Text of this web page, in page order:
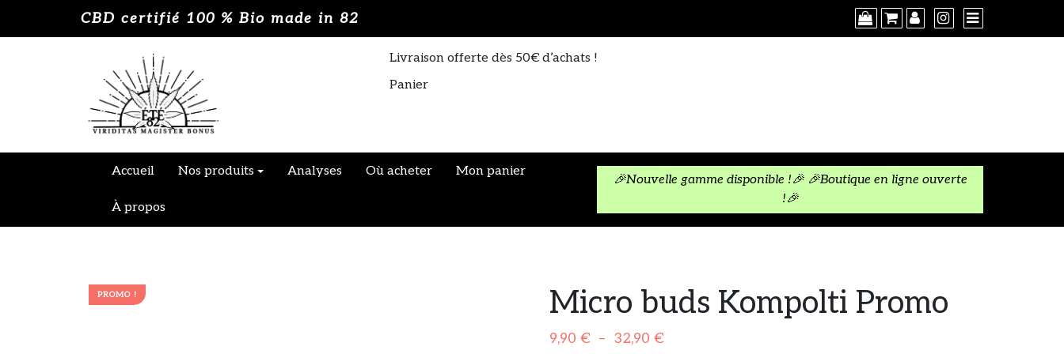
CBD certifié 100 % Bio made in 82
Livraison offerte dès 50€ d’achats !
Panier
Accueil Nos produits Analyses Où acheter Mon panier
À propos
🎉Nouvelle gamme disponible !🎉 🎉Boutique en ligne ouverte
!🎉
PROMO ! Micro buds Kompolti Promo
9,90€ – 32,90€
×